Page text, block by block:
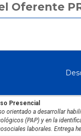
Oferente
Presencial
orientado a desarrollar
(PAP) y en la
laborales. Entrega